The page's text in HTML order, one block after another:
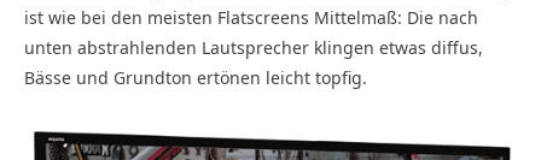
ist wie bei den meisten Flatscreens Mittelmaß: Die nach
unten abstrahlenden Lautsprecher klingen etwas diffus,
Bässe und Grundton ertönen leicht topfig.